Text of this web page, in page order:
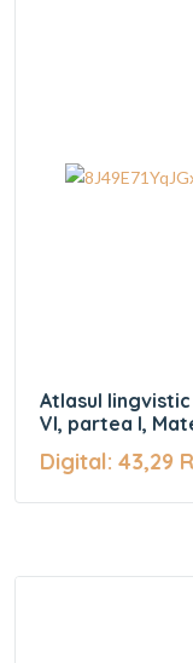
Atlasul
VI, partea I,
Digital: 43,29